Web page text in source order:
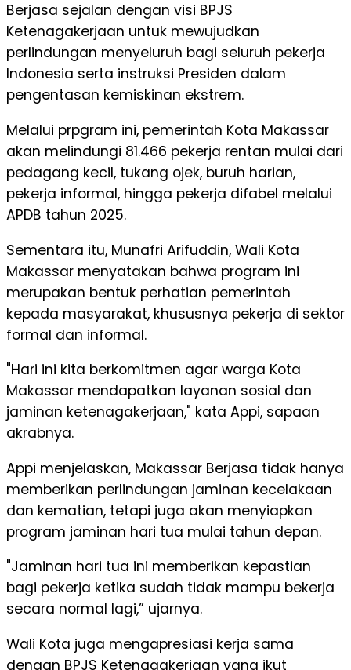
Berjasa sejalan dengan visi BPJS
Ketenagakerjaan untuk mewujudkan
perlindungan menyeluruh bagi seluruh pekerja
Indonesia serta instruksi Presiden dalam
pengentasan kemiskinan ekstrem.
Melalui prpgram ini, pemerintah Kota Makassar
akan melindungi 81.466 pekerja rentan mulai dari
pedagang kecil, tukang ojek, buruh harian,
pekerja informal, hingga pekerja difabel melalui
APDB tahun 2025.
Sementara itu, Munafri Arifuddin, Wali Kota
Makassar menyatakan bahwa program ini
merupakan bentuk perhatian pemerintah
kepada masyarakat, khususnya pekerja di sektor
formal dan informal.
"Hari ini kita berkomitmen agar warga Kota
Makassar mendapatkan layanan sosial dan
jaminan ketenagakerjaan," kata Appi, sapaan
akrabnya.
Appi menjelaskan, Makassar Berjasa tidak hanya
memberikan perlindungan jaminan kecelakaan
dan kematian, tetapi juga akan menyiapkan
program jaminan hari tua mulai tahun depan.
"Jaminan hari tua ini memberikan kepastian
bagi pekerja ketika sudah tidak mampu bekerja
secara normal lagi,” ujarnya.
Wali Kota juga mengapresiasi kerja sama
dengan BPJS Ketenagakerjaan yang ikut